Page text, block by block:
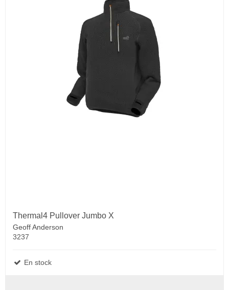
Thermal4 Pullover Jumbo X
Geoff Anderson
3237
En stock